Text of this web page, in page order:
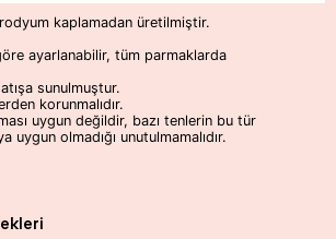
kaplamadan üretilmiştir.
ayarlanabilir, tüm parmaklarda
sunulmuştur.
korunmalıdır.
uygun değildir, bazı tenlerin bu tür
uygun olmadığı unutulmamalıdır.